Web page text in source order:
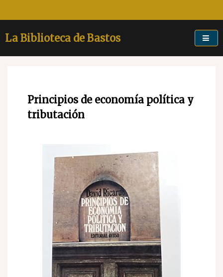
La Biblioteca de Bastos
Principios de economía política y
tributación